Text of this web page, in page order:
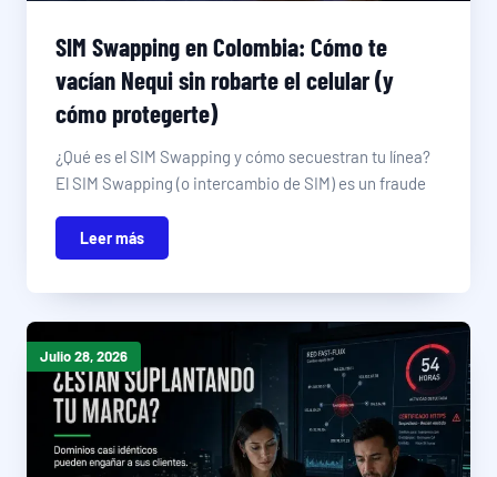
SIM Swapping en Colombia: Cómo te
vacían Nequi sin robarte el celular (y
cómo protegerte)
¿Qué es el SIM Swapping y cómo secuestran tu línea?
El SIM Swapping (o intercambio de SIM) es un fraude
Leer más
Julio 28, 2026